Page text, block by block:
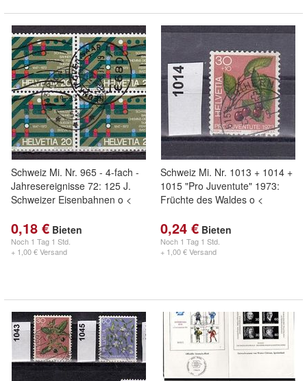
Schweiz Mi. Nr. 965 - 4-fach -
Jahresereignisse 72: 125 J.
Schweizer Eisenbahnen o <
0,18 € Bieten
Noch 1 Tag 1 Std.
+ 1,00 € Versand
Schweiz Mi. Nr. 1013 + 1014 +
1015 "Pro Juventute" 1973:
Früchte des Waldes o <
0,24 € Bieten
Noch 1 Tag 1 Std.
+ 1,00 € Versand